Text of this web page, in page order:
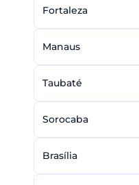
Fortaleza
Manaus
Taubaté
Sorocaba
Brasília